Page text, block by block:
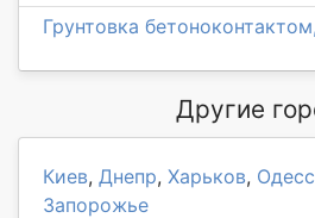
Грунтовка
Другие
Киев, Днепр, Харьков,
Запорожье